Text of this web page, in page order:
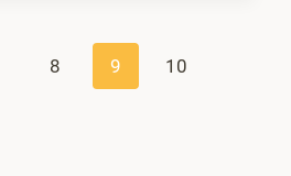
INTELIGENTNA,
CZYLI
8 9 10